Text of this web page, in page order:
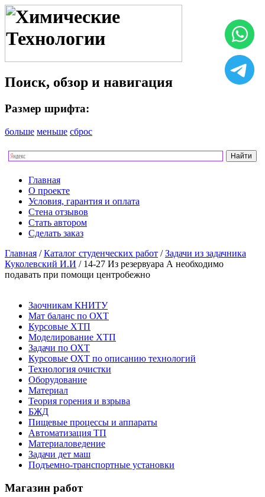
Поиск, обзор и навигация
Размер шрифта:
больше меньше сброс
Главная
О проекте
Условия, гарантия и оплата
Стена отзывов
Стать автором
Сделать заказ
Главная /Каталог студенческих работ /Задачи из задачника
Куколевский И.И / 14-27 Из резервуара А необходимо
подавать при помощи центробежно
Заочникам КНИТУ
Мат баланс по ОХТ
Курсовые ХТП
Моделирование ХТП
Задачи по ОХТ
Курсовые ОХТ по описанию технологий
Технология очистки
Оборудование
Материал
Теория горения и взрыва
БЖД
Пищевые процессы и аппараты
Автоматизация ТП
Материаловедение
Задачи дет маш
Подъемно-транспортные установки
Магазин работ